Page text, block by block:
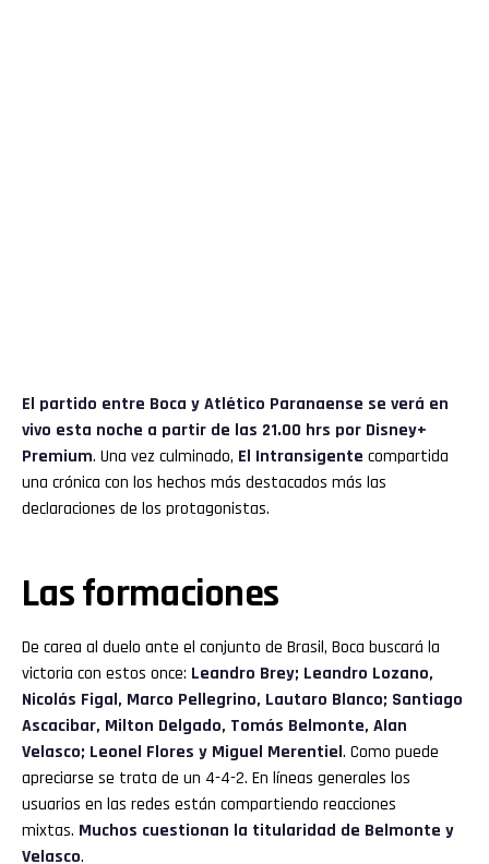
El partido entre Boca y Atlético Paranaense se verá en
vivo esta noche a partir de las 21.00 hrs por Disney+
Premium. Una vez culminado, El Intransigente compartida
una crónica con los hechos más destacados más las
declaraciones de los protagonistas.
Las formaciones
De carea al duelo ante el conjunto de Brasil, Boca buscará la
victoria con estos once: Leandro Brey; Leandro Lozano,
Nicolás Figal, Marco Pellegrino, Lautaro Blanco; Santiago
Ascacibar, Milton Delgado, Tomás Belmonte, Alan
Velasco; Leonel Flores y Miguel Merentiel. Como puede
apreciarse se trata de un 4-4-2. En líneas generales los
usuarios en las redes están compartiendo reacciones
mixtas. Muchos cuestionan la titularidad de Belmonte y
Velasco.